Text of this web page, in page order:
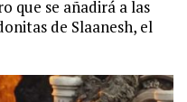
que se añadirá a las
de Slaanesh, el